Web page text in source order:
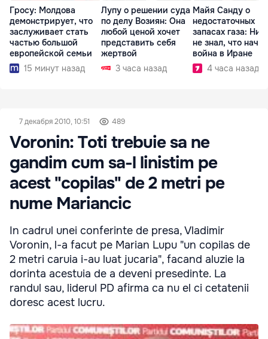
Гросу: Молдова
демонстрирует, что
заслуживает стать
частью большой
европейской семьи
15 минут назад
Лупу о решении суда
по делу Возиян: Она
любой ценой хочет
представить себя
жертвой
3 часа назад
Майя Санду о
недостаточных
запасах газа:
не знал, что
война в Иране
4 часа назад
7 декабря 2010, 10:51 489
Voronin: Toti trebuie sa ne
gandim cum sa-l linistim pe
acest "copilas" de 2 metri pe
nume Mariancic
In cadrul unei conferinte de presa, Vladimir
Voronin, l-a facut pe Marian Lupu "un copilas de
2 metri caruia i-au luat jucaria", facand aluzie la
dorinta acestuia de a deveni presedinte. La
randul sau, liderul PD afirma ca nu el ci cetatenii
doresc acest lucru.